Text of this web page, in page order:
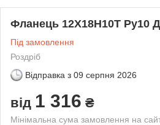
Фланець 12Х18Н10Т Ру10
Під замовлення
Роздріб
Відправка з 09 серпня 2026
від 1 316 ₴
Мінімальна сума замовлення на